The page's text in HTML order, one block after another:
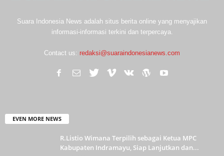
Suara Indonesia News adalah situs berita online yang menyajikan
informasi-informasi terkini dan terpercaya.
Contact us: redaksi@suaraindonesianews.com
EVEN MORE NEWS
R.Listio Wimana Terpilih sebagai Ketua MPC
Kabupaten Indramayu, Siap Lanjutkan dan...